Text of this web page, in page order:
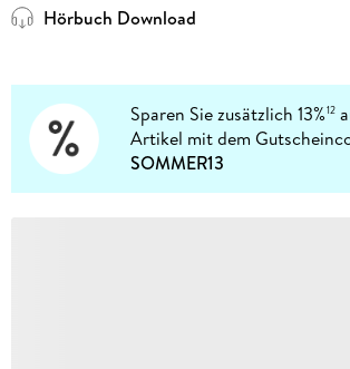
Hörbuch Download
Sparen Sie zusätzlich 13%12
Artikel mit dem
SOMMER13